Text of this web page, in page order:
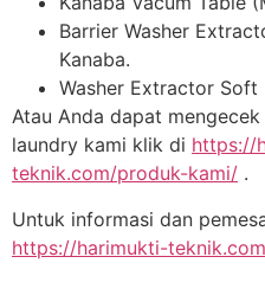
Barrier Washer
Kanaba.
Washer Extractor Soft
Atau Anda dapat
laundry kami klik di https://
teknik.com/produk-kami/ .
Untuk informasi dan
https://harimukti-